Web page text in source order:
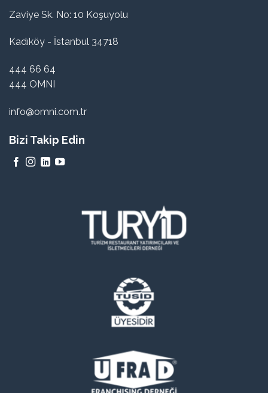
Zaviye Sk. No: 10 Koşuyolu
Kadıköy - İstanbul 34718
444 66 64
444 OMNI
info@omni.com.tr
Bizi Takip Edin